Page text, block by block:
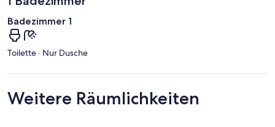
Badezimmer 1
Toilette · Nur Dusche
Weitere Räumlichkeiten